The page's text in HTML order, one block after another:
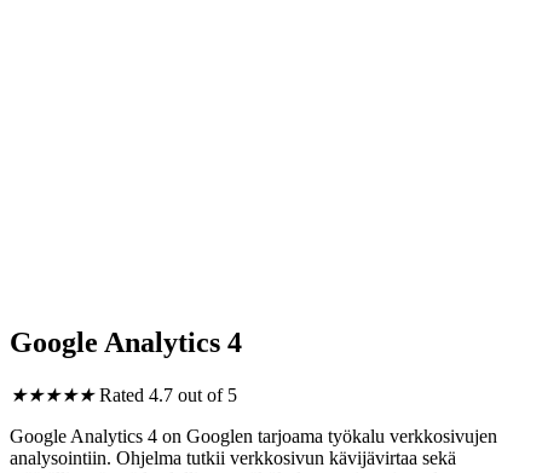
Google Analytics 4
★★★★★ Rated 4.7 out of 5
Google Analytics 4 on Googlen tarjoama työkalu verkkosivujen
analysointiin. Ohjelma tutkii verkkosivun kävijävirtaa sekä